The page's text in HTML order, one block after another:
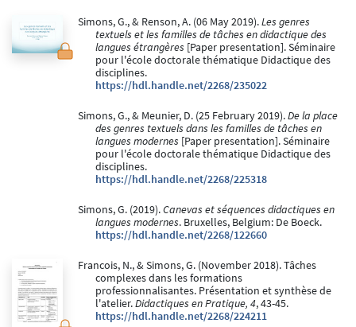
Simons, G., & Renson, A. (06 May 2019).Les genres
textuels et les familles de tâches en didactique des
langues étrangères [Paper presentation]. Séminaire
pour l'école doctorale thématique Didactique des
disciplines.
https://hdl.handle.net/2268/235022
Simons, G., & Meunier, D. (25 February 2019).De la place
des genres textuels dans les familles de tâches en
langues modernes [Paper presentation]. Séminaire
pour l'école doctorale thématique Didactique des
disciplines.
https://hdl.handle.net/2268/225318
Simons, G. (2019).Canevas et séquences didactiques en
langues modernes. Bruxelles, Belgium: De Boeck.
https://hdl.handle.net/2268/122660
Francois, N., & Simons, G. (November 2018). Tâches
complexes dans les formations
professionnalisantes. Présentation et synthèse de
l'atelier.Didactiques en Pratique, 4, 43-45.
https://hdl.handle.net/2268/224211